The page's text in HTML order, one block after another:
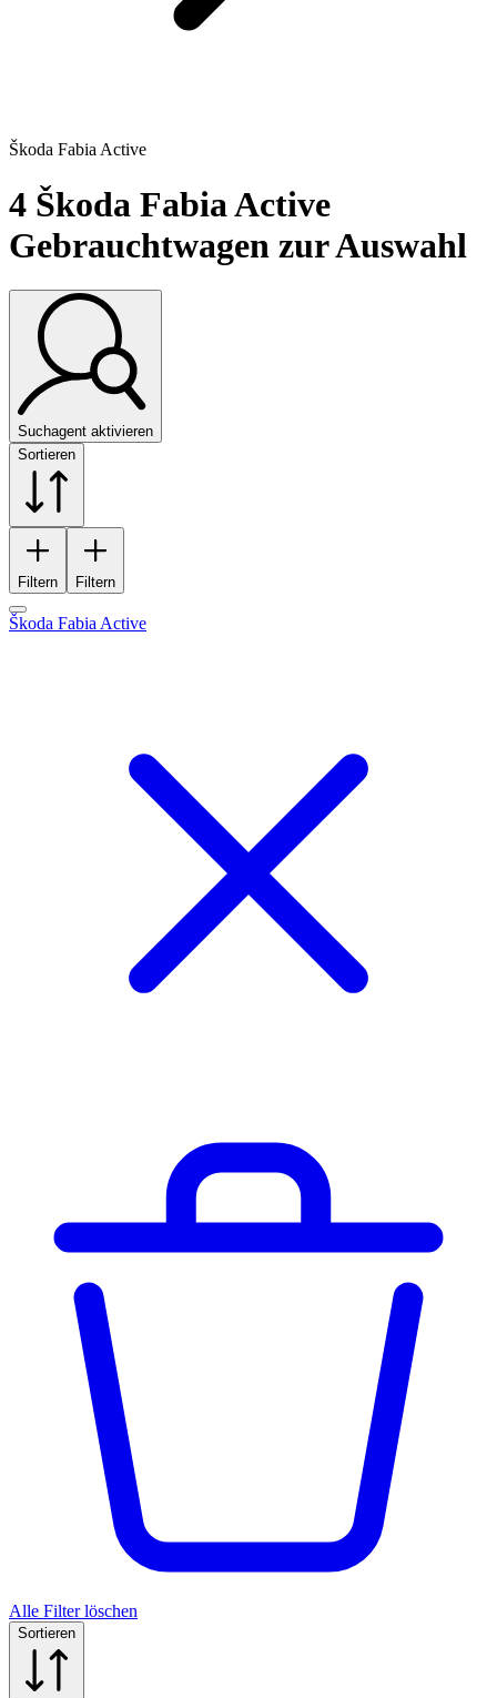
Škoda Fabia Active
4 Škoda Fabia Active
Gebrauchtwagen zur Auswahl
Suchagent aktivieren
Sortieren
Filtern Filtern
Škoda Fabia Active
Alle Filter löschen
Sortieren